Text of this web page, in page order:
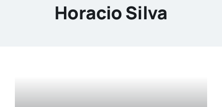
Horacio Silva